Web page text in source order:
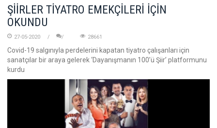
ŞİİRLER TİYATRO EMEKÇİLERİ İÇİN
OKUNDU
27-05-2020 28661
Covid-19 salgınıyla perdelerini kapatan tiyatro çalışanları için
sanatçılar bir araya gelerek ‘Dayanışmanın 100’ü Şiir’ platformunu
kurdu